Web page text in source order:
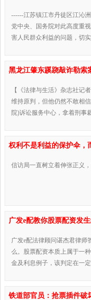
------江苏镇江市丹徒区江沁
党中央、国务院对此高度重
害人民群众利益的问题，切
黑龙江肇东蹊跷敲诈勒索
【《法律与生活》杂志社记
维持原判，但他仍然不敢相
院)诉讼服务中心，拿着刑事
权利不是利益的保护伞，
信访局一直树立着伸张正义
广发e配教你股票配资发
广发e配法律顾问谌杰君律
么。股票配资本质上属于一
金及利息例子，该判定在一
铁道部官员：抢票插件破